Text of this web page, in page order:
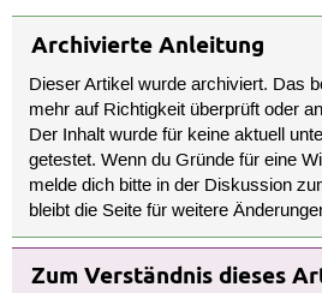
Archivierte Anleitung
Dieser Artikel wurde archiviert. Das
mehr auf Richtigkeit überprüft oder
Der Inhalt wurde für keine aktuell
getestet. Wenn du Gründe für eine
melde dich bitte in der Diskussion
bleibt die Seite für weitere
Zum Verständnis dieses